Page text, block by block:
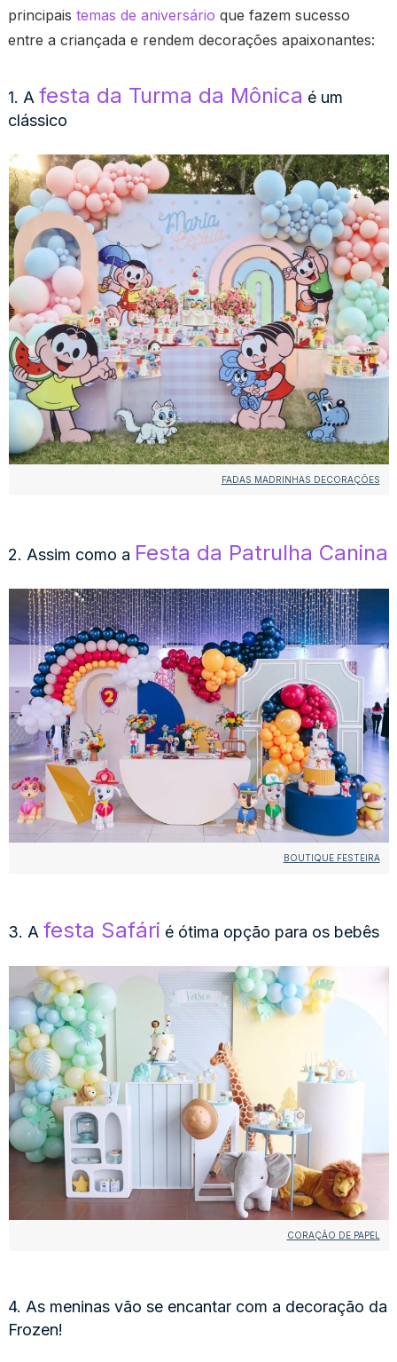
principaistemas de aniversário que fazem sucesso
entre a criançada e rendem decorações apaixonantes:
1. Afesta da Turma da Mônica é um
clássico
FADAS MADRINHAS DECORAÇÕES
2. Assim como a Festa da Patrulha Canina
BOUTIQUE FESTEIRA
3. Afesta Safári é ótima opção para os bebês
CORAÇÃO DE PAPEL
4. As meninas vão se encantar com a decoração da
Frozen!